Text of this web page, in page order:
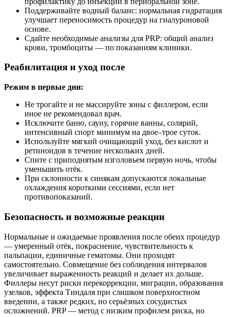
Поддерживайте водный баланс: нормальная гидратация
улучшает переносимость процедур на гиалуроновой
основе.
Сдайте необходимые анализы для PRP: общий анализ
крови, тромбоциты — по показаниям клиники.
Реабилитация и уход после
Режим в первые дни:
Не трогайте и не массируйте зоны с филлером, если
иное не рекомендовал врач.
Исключите баню, сауну, горячие ванны, солярий,
интенсивный спорт минимум на двое–трое суток.
Используйте мягкий очищающий уход, без кислот и
ретиноидов в течение нескольких дней.
Спите с приподнятым изголовьем первую ночь, чтобы
уменьшить отёк.
При склонности к синякам допускаются локальные
охлаждения короткими сессиями, если нет
противопоказаний.
Безопасность и возможные реакции
Нормальные и ожидаемые проявления после обеих процедур
— умеренный отёк, покраснение, чувствительность к
пальпации, единичные гематомы. Они проходят
самостоятельно. Совмещение без соблюдения интервалов
увеличивает выраженность реакций и делает их дольше.
Филлеры несут риски перекоррекции, миграции, образования
узелков, эффекта Тиндаля при слишком поверхностном
введении, а также редких, но серьёзных сосудистых
осложнений. PRP — метод с низким профилем риска, но